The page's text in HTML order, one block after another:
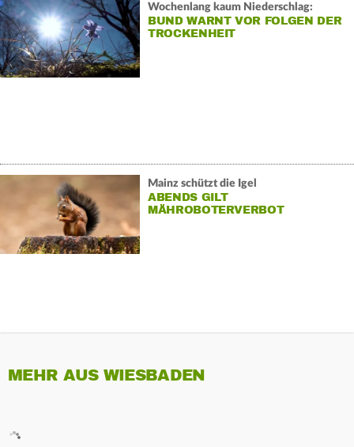
Wochenlang kaum Niederschlag:
BUND WARNT VOR FOLGEN DER
TROCKENHEIT
Mainz schützt die Igel
ABENDS GILT
MÄHROBOTERVERBOT
MEHR AUS WIESBADEN